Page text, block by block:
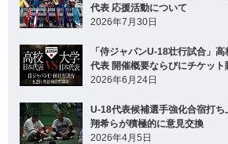
代表 応援活動について
2026年7月30日
「侍ジャパンU-18壮行試合」
代表 開催概要ならびにチケット
2026年6月24日
U-18代表候補選手強化合宿打ち
翔希らが積極的に意見交換
2026年4月5日